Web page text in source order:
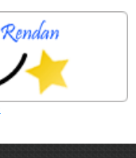
。
した。
した。